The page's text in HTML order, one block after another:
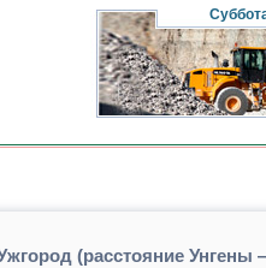
(расстояние Унгены